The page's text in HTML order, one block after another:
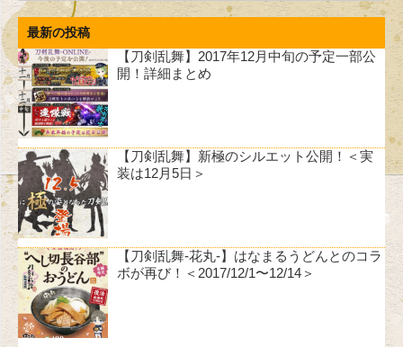
最新の投稿
【刀剣乱舞】2017年12月中旬の予定一部公
開！詳細まとめ
【刀剣乱舞】新極のシルエット公開！＜実
装は12月5日＞
【刀剣乱舞-花丸-】はなまるうどんとのコラ
ボが再び！＜2017/12/1〜12/14＞